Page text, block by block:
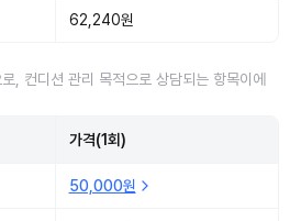
62,240원
, 컨디션 관리 목적으로 상담되는 항목이에
가격(1회)
50,000원